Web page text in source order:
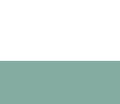
Fusszeile